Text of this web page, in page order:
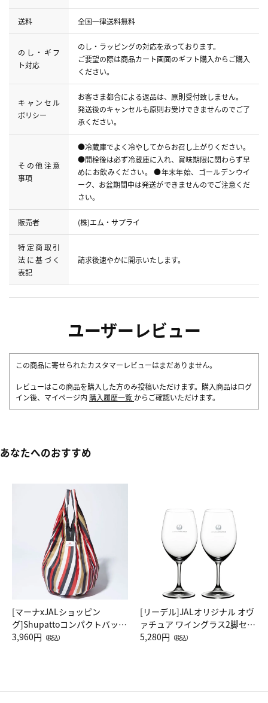
送料 全国一律送料無料
のし・ギフ
ト対応
のし・ラッピングの対応を承っております。
ご要望の際は商品カート画面のギフト購入からご購入
ください。
キャンセル
ポリシー
お客さま都合による返品は、原則受付致しません。
発送後のキャンセルも原則お受けできませんのでご了
承ください。
その他注意
事項
●冷蔵庫でよく冷やしてからお召し上がりください。
●開栓後は必ず冷蔵庫に入れ、賞味期限に関わらず早
めにお飲みください。 ●年末年始、ゴールデンウイ
ーク、お盆期間中は発送ができませんのでご注意くだ
さい。
販売者 (株)エム・サプライ
特定商取引
法に基づく
表記
請求後速やかに開示いたします。
ユーザーレビュー
この商品に寄せられたカスタマーレビューはまだありません。
レビューはこの商品を購入した方のみ投稿いただけます。購入商品はログ
イン後、マイページ内 購入履歴一覧 からご確認いただけます。
あなたへのおすすめ
[マーナxJALショッピン
グ]Shupattoコンパクトバッグ
Drop JAL客室乗務員（LC）ス
3,960円 （税込）
[リーデル]JALオリジナル オヴ
ァチュア ワイングラス2脚セッ
ト（レッドワイン）
5,280円 （税込）